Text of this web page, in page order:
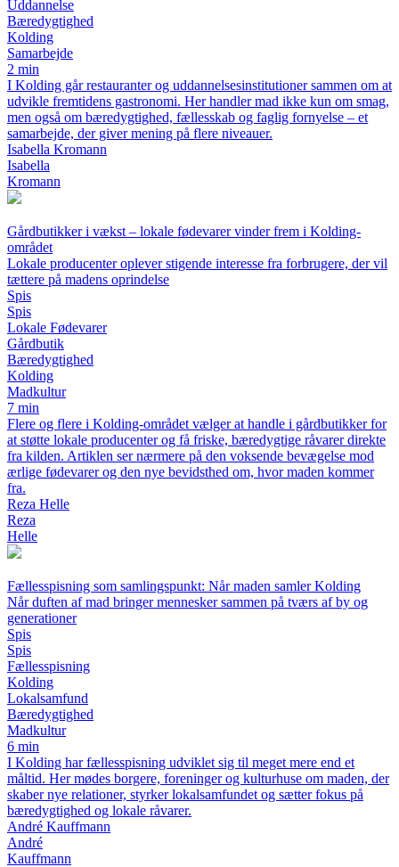
Uddannelse
Bæredygtighed
Kolding
Samarbejde
2 min
I Kolding går restauranter og uddannelsesinstitutioner sammen om at
udvikle fremtidens gastronomi. Her handler mad ikke kun om smag,
men også om bæredygtighed, fællesskab og faglig fornyelse – et
samarbejde, der giver mening på flere niveauer.
Isabella Kromann
Isabella
Kromann
Gårdbutikker i vækst – lokale fødevarer vinder frem i Kolding-
området
Lokale producenter oplever stigende interesse fra forbrugere, der vil
tættere på madens oprindelse
Spis
Spis
Lokale Fødevarer
Gårdbutik
Bæredygtighed
Kolding
Madkultur
7 min
Flere og flere i Kolding-området vælger at handle i gårdbutikker for
at støtte lokale producenter og få friske, bæredygtige råvarer direkte
fra kilden. Artiklen ser nærmere på den voksende bevægelse mod
ærlige fødevarer og den nye bevidsthed om, hvor maden kommer
fra.
Reza Helle
Reza
Helle
Fællesspisning som samlingspunkt: Når maden samler Kolding
Når duften af mad bringer mennesker sammen på tværs af by og
generationer
Spis
Spis
Fællesspisning
Kolding
Lokalsamfund
Bæredygtighed
Madkultur
6 min
I Kolding har fællesspisning udviklet sig til meget mere end et
måltid. Her mødes borgere, foreninger og kulturhuse om maden, der
skaber nye relationer, styrker lokalsamfundet og sætter fokus på
bæredygtighed og lokale råvarer.
André Kauffmann
André
Kauffmann